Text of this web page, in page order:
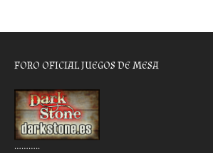
FORO OFICIAL JUEGOS DE MESA
………..